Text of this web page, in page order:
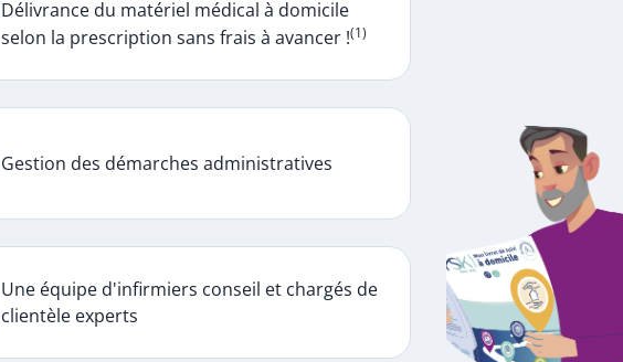
Délivrance du matériel médical à domicile
selon la prescription sans frais à avancer !(1)
Gestion des démarches administratives
Une équipe d'infirmiers conseil et chargés de
clientèle experts